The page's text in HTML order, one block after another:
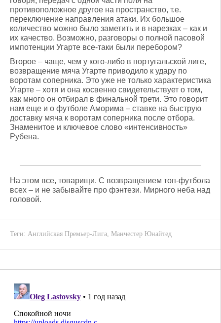
противоположное другое на пространство, т.е.
переключение направления атаки. Их большое
количество можно было заметить и в нарезках – как и
их качество. Возможно, разговоры о полной пасовой
импотенции Угарте все-таки были перебором?
Второе – чаще, чем у кого-либо в португальской лиге,
возвращение мяча Угарте приводило к удару по
воротам соперника. Это уже не только характеристика
Угарте – хотя и она косвенно свидетельствует о том,
как много он отбирал в финальной трети. Это говорит
нам еще и о футболе Аморима – ставке на быструю
доставку мяча к воротам соперника после отбора.
Знаменитое и ключевое слово «интенсивность»
Рубена.
На этом все, товарищи. С возвращением топ-футбола
всех – и не забывайте про фэнтези. Мирного неба над
головой.
Теги: Английская Премьер-Лига, Манчестер Юнайтед